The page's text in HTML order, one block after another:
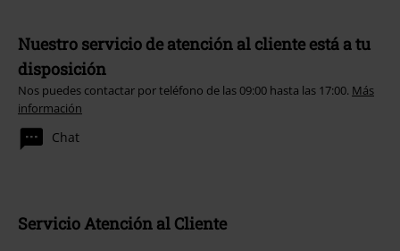
Nuestro servicio de atención al cliente está a tu
disposición
Nos puedes contactar por teléfono de las 09:00 hasta las 17:00. Más
información
Chat
Servicio Atención al Cliente